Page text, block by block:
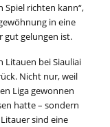
Spiel richten kann“,
in eine
gut gelungen ist.
Litauen bei Siauliai
Nicht nur, weil
Liga gewonnen
hatte – sondern
sind eine